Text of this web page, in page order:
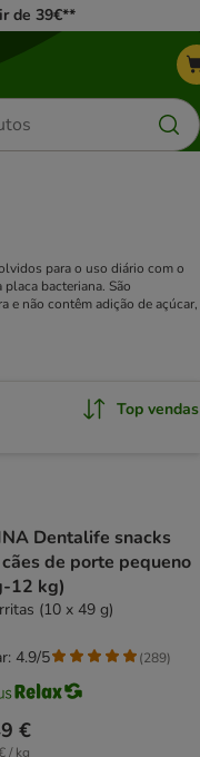
de 39€**
para o uso diário com o
bacteriana. São
e não contêm adição de açúcar,
Top vendas
Dentalife snacks
de porte pequeno
12 kg)
(10 x 49 g)
€
/ kg
4.9/5 (289)